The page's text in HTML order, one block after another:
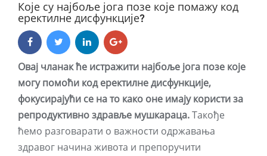
Које су најбоље јога позе које помажу код
еректилне дисфункције?
Овај чланак ће истражити најбоље јога позе које
могу помоћи код еректилне дисфункције,
фокусирајући се на то како оне имају користи за
репродуктивно здравље мушкараца.Такође
ћемо разговарати о важности одржавања
здравог начина живота и препоручити